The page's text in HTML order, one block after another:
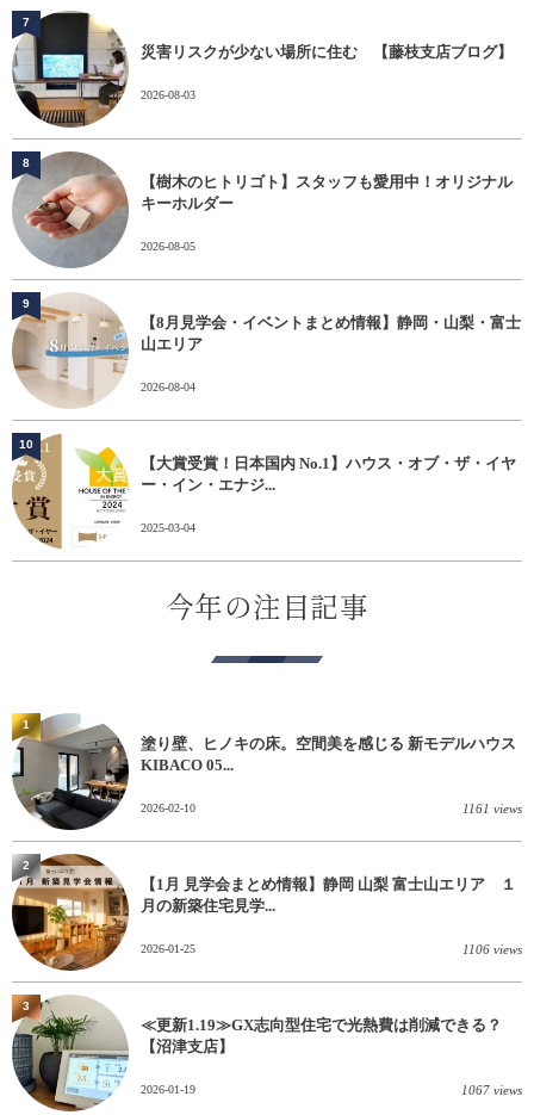
災害リスクが少ない場所に住む 【藤枝支店ブログ】
2026-08-03
7
【樹木のヒトリゴト】スタッフも愛用中！オリジナル
キーホルダー
2026-08-05
8
【8月見学会・イベントまとめ情報】静岡・山梨・富士
山エリア
2026-08-04
9
【大賞受賞！日本国内 No.1】ハウス・オブ・ザ・イヤ
ー・イン・エナジ...
2025-03-04
10
今年の注目記事
塗り壁、ヒノキの床。空間美を感じる 新モデルハウス
KIBACO 05...
2026-02-10 1161 views
1
【1月 見学会まとめ情報】静岡 山梨 富士山エリア １
月の新築住宅見学...
2026-01-25 1106 views
2
≪更新1.19≫GX志向型住宅で光熱費は削減できる？
【沼津支店】
2026-01-19 1067 views
3